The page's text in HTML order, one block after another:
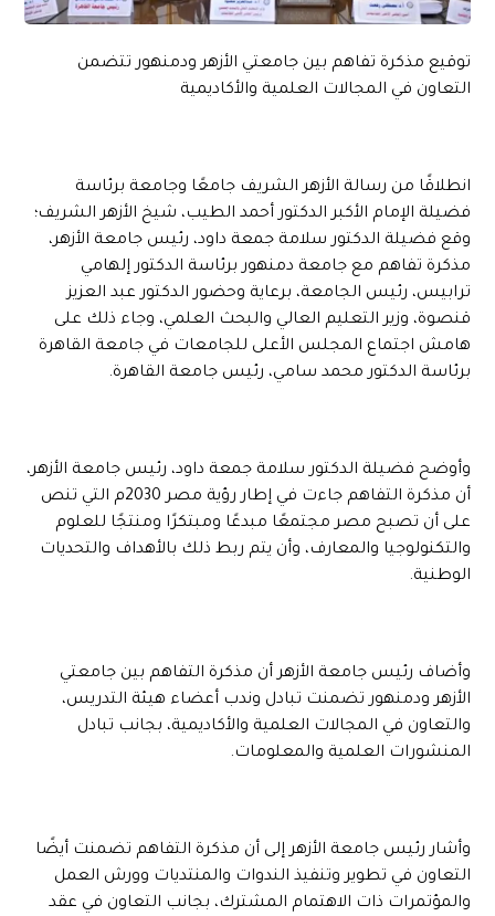
توقيع مذكرة تفاهم بين جامعتي الأزهر ودمنهور تتضمن
التعاون في المجالات العلمية والأكاديمية
انطلاقًا من رسالة الأزهر الشريف جامعًا وجامعة برئاسة
فضيلة الإمام الأكبر الدكتور أحمد الطيب، شيخ الأزهر الشريف؛
وقع فضيلة الدكتور سلامة جمعة داود، رئيس جامعة الأزهر،
مذكرة تفاهم مع جامعة دمنهور برئاسة الدكتور إلهامي
ترابيس، رئيس الجامعة، برعاية وحضور الدكتور عبد العزيز
قنصوة، وزير التعليم العالي والبحث العلمي، وجاء ذلك على
هامش اجتماع المجلس الأعلى للجامعات في جامعة القاهرة
برئاسة الدكتور محمد سامي، رئيس جامعة القاهرة.
وأوضح فضيلة الدكتور سلامة جمعة داود، رئيس جامعة الأزهر،
أن مذكرة التفاهم جاءت في إطار رؤية مصر 2030م التي تنص
على أن تصبح مصر مجتمعًا مبدعًا ومبتكرًا ومنتجًا للعلوم
والتكنولوجيا والمعارف، وأن يتم ربط ذلك بالأهداف والتحديات
الوطنية.
وأضاف رئيس جامعة الأزهر أن مذكرة التفاهم بين جامعتي
الأزهر ودمنهور تضمنت تبادل وندب أعضاء هيئة التدريس،
والتعاون في المجالات العلمية والأكاديمية، بجانب تبادل
المنشورات العلمية والمعلومات.
وأشار رئيس جامعة الأزهر إلى أن مذكرة التفاهم تضمنت أيضًا
التعاون في تطوير وتنفيذ الندوات والمنتديات وورش العمل
والمؤتمرات ذات الاهتمام المشترك، بجانب التعاون في عقد